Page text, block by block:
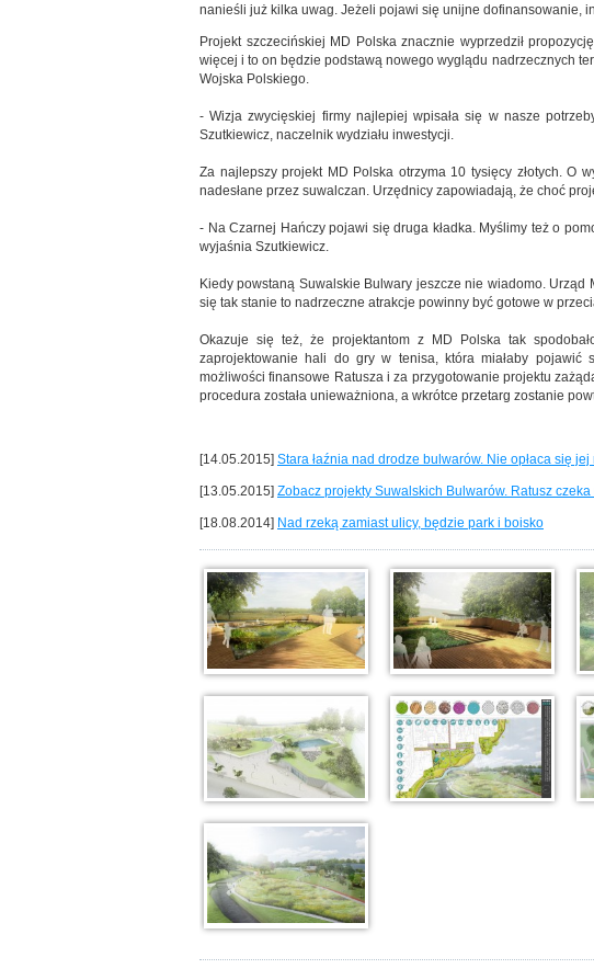
nanieśli już kilka uwag. Jeżeli pojawi się unijne dofinansowanie,
Projekt szczecińskiej MD Polska znacznie wyprzedził
więcej i to on będzie podstawą nowego wyglądu nadrzecznych
Wojska Polskiego.
- Wizja zwycięskiej firmy najlepiej wpisała się w nasze
Szutkiewicz, naczelnik wydziału inwestycji.
Za najlepszy projekt MD Polska otrzyma 10 tysięcy złotych. O
nadesłane przez suwalczan. Urzędnicy zapowiadają, że choć
- Na Czarnej Hańczy pojawi się druga kładka. Myślimy też o
wyjaśnia Szutkiewicz.
Kiedy powstaną Suwalskie Bulwary jeszcze nie wiadomo.
się tak stanie to nadrzeczne atrakcje powinny być gotowe w
Okazuje się też, że projektantom z MD Polska tak
zaprojektowanie hali do gry w tenisa, która miałaby
możliwości finansowe Ratusza i za przygotowanie projektu
procedura została unieważniona, a wkrótce przetarg zostanie
[14.05.2015] Stara łaźnia nad drodze bulwarów. Nie opłaca się
[13.05.2015] Zobacz projekty Suwalskich Bulwarów. Ratusz
[18.08.2014] Nad rzeką zamiast ulicy, będzie park i boisko